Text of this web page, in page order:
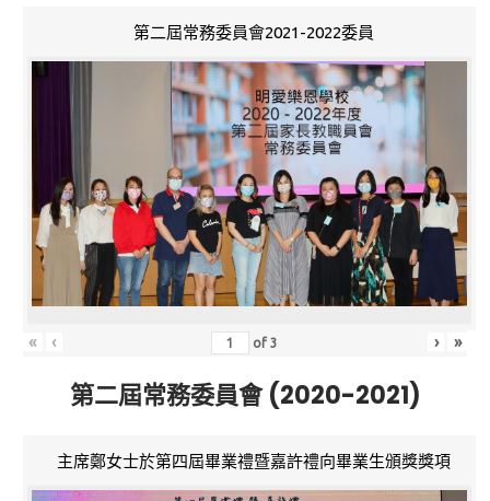
第二屆常務委員會2021-2022委員
« ‹ of3 › »
第二屆常務委員會 (2020-2021)
主席鄭女士於第四屆畢業禮暨嘉許禮向畢業生頒獎獎項